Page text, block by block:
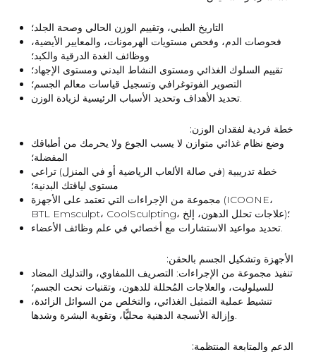
التاريخ الطبي، وتقييم الوزن الحالي وصحة الجلد؛
فحوصات الدم، وفحص مستويات الهرمونات، والمعايير الأيضية،
ووظائف الغدة الدرقية والكبد؛
تقييم السلوك الغذائي ومستوى النشاط البدني ومستوى الإجهاد؛
التصوير الفوتوغرافي وتسجيل قياسات معالم الجسم؛
تحديد الأهداف وتحديد الأسباب الرئيسية لزيادة الوزن.
خطة فردية لفقدان الوزن:
وضع نظام غذائي متوازن لا يسبب الجوع ولا يحرمك من أطباقك
المفضلة؛
خطة تدريبية (في صالة الألعاب الرياضية أو في المنزل) تراعي
مستوى لياقتك البدنية؛
مجموعة من الإجراءات التي تعتمد على الأجهزة (ICOONE،
BTL Emsculpt، CoolSculpting، علاجات تحلل الدهون، إلخ)؛
تحديد مواعيد الاستشارات مع أخصائي في علم وظائف الأعضاء.
الأجهزة وتشكيل الجسم بالحقن:
تنفيذ مجموعة من الإجراءات: التصريف اللمفاوي، والتدليك المضاد
للسيلوليت، والعلاجات المُحللة للدهون، وتقنيات نحت الجسم؛
تنشيط عملية التمثيل الغذائي، والتخلص من السوائل الزائدة،
وإزالة الأنسجة الدهنية محليًّا، وتقوية البشرة وشدها.
الدعم والمتابعة المنتظمة: